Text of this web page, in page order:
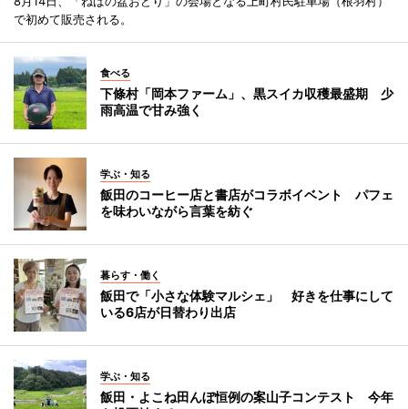
で初めて販売される。
食べる
下條村「岡本ファーム」、黒スイカ収穫最盛期 少
雨高温で甘み強く
学ぶ・知る
飯田のコーヒー店と書店がコラボイベント パフェ
を味わいながら言葉を紡ぐ
暮らす・働く
飯田で「小さな体験マルシェ」 好きを仕事にして
いる6店が日替わり出店
学ぶ・知る
飯田・よこね田んぼ恒例の案山子コンテスト 今年